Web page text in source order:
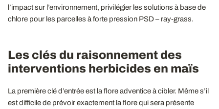
l’impact sur l’environnement, privilégier les solutions à base de
chlore pour les parcelles à forte pression PSD – ray-grass.
Les clés du raisonnement des
interventions herbicides en maïs
La première clé d’entrée est la flore adventice à cibler. Même s’il
est difficile de prévoir exactement la flore qui sera présente